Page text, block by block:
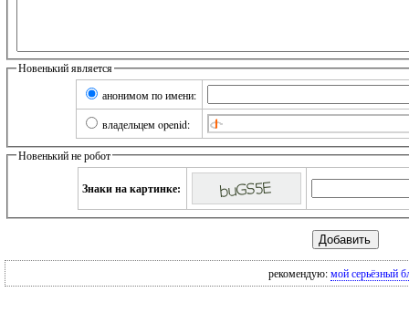
Новенький является
анонимом по имени:
владельцем openid:
Новенький не робот
Знаки на картинке:
рекомендую: мой серьёзный